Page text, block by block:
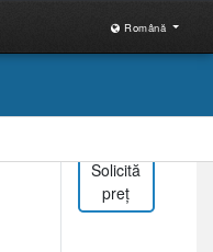
Română
Solicită
preț